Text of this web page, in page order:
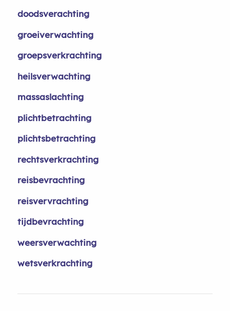
doodsverachting
groeiverwachting
groepsverkrachting
heilsverwachting
massaslachting
plichtbetrachting
plichtsbetrachting
rechtsverkrachting
reisbevrachting
reisvervrachting
tijdbevrachting
weersverwachting
wetsverkrachting